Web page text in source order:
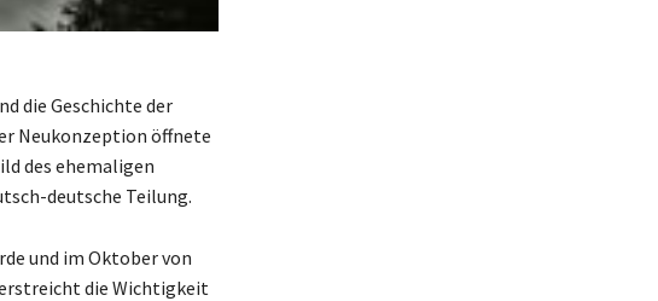
die Geschichte der
Neukonzeption öffnete
des ehemaligen
deutsche Teilung.
und im Oktober von
die Wichtigkeit